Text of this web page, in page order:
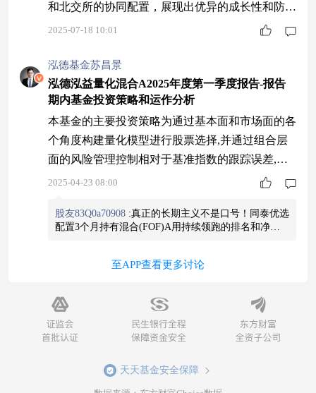
和北交所的协同配置，展现出优异的成长性和防御
性，值得长期持有。$同泰产业升级混合C$
2025-07-18 10:01
泓德基金苏昌景
泓德泓益量化混合A2025年度第一季度报告-报告
期内基金投资策略和运作分析
本基金的主要投资策略为通过基本面和市场面的各
个角度构建量化模型进行股票选择,并通过组合层
面的风险管理控制相对于基准指数的跟踪误差,最
终致力于承担一定主动管理的风险,以获取相对于
额涨幅为2.24%,同期的沪深300指数涨幅为-1.21%,
本基金相对基准指数取得了不错的超额回报。我们
新和迭代,力求在较好地控制超额
2025-04-23 08:00
股友83Q0a70908 :真正的长期主义不是口号！同泰优选
配置3个月持有混合(FOF)A用持续领跑的排名和净值
$同泰优选配置3个月持有混合(FOF)A$
至APP查看更多讨论
天天基金安全保障